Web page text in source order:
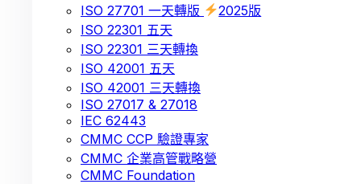
ISO 27701 一天轉版
2025版
ISO 22301 五天
ISO 22301 三天轉換
ISO 42001 五天
ISO 42001 三天轉換
ISO 27017 & 27018
IEC 62443
CMMC CCP 驗證專家
CMMC 企業高管戰略營
CMMC Foundation